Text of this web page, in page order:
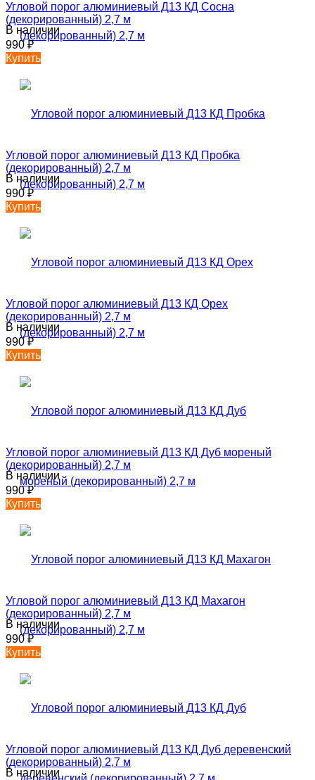
Угловой порог алюминиевый Д13 КД Сосна
(декорированный) 2,7 м
В наличии
990 ₽
Купить
Угловой порог алюминиевый Д13 КД Пробка
(декорированный) 2,7 м
В наличии
990 ₽
Купить
Угловой порог алюминиевый Д13 КД Орех
(декорированный) 2,7 м
В наличии
990 ₽
Купить
Угловой порог алюминиевый Д13 КД Дуб мореный
(декорированный) 2,7 м
В наличии
990₽
Купить
Угловой порог алюминиевый Д13 КД Махагон
(декорированный) 2,7 м
В наличии
990 ₽
Купить
Угловой порог алюминиевый Д13 КД Дуб деревенский
(декорированный) 2,7 м
В наличии